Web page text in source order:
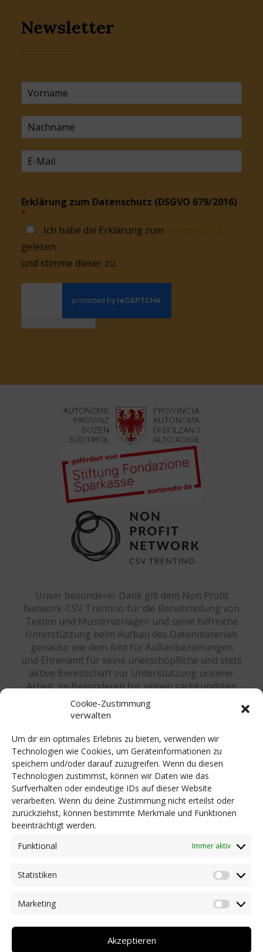
Cookie-Zustimmung
verwalten
Um dir ein optimales Erlebnis zu bieten, verwenden wir
Technologien wie Cookies, um Geräteinformationen zu
speichern und/oder darauf zuzugreifen. Wenn du diesen
Technologien zustimmst, können wir Daten wie das
Surfverhalten oder eindeutige IDs auf dieser Website
verarbeiten. Wenn du deine Zustimmung nicht erteilst oder
zurückziehst, können bestimmte Merkmale und Funktionen
beeinträchtigt werden.
Funktional
Immer aktiv
Statistiken
Marketing
Akzeptieren
Newsletter
Erklärung zum Datenschutz (DSGVO 679/2016)
*
Ich habe die Erklärung zum
gelesen
und stimme dieser zu.
Unser besonderer Dank gilt dem Non Profit
Network-CSV Trentino für die Bereitstellung von
Texten und Mustervorlagen und seine hilfreiche
Unterstützung beim Aufbau des Datenmaterials
genauso wie dem Amt für Außenbeziehungen
und Ehrenamt für seine unerschöpfliche und stets
aktive Bereitschaft zur Unterstützung unserer
Arbeit, im Besonderen für seinen sachkundigen
Rat und rechtlichen Beistand bei der Anpassung
an die Südtiroler Verhältnisse. Einen herzlichen
Sponsoren, namentlich der Stiftung Südtiroler
Sparkasse für die finanzielle Unterstützung und
der Südtiroler Landesregierung für die
kostenlose Zurverfügungstellung der
Räumlichkeiten.
© 2020 DZE Südtirol KDS | St.-Nr.